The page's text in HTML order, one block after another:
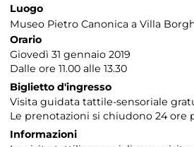
Luogo
Museo Pietro Canonica a Villa
Orario
Giovedì 31 gennaio 2019
Dalle ore 11.00 alle 13.30
Biglietto d'ingresso
Visita guidata tattile-sensoriale
Le prenotazioni si chiudono 24 ore
Informazioni